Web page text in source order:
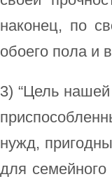
наконец, по
обоего пола и
3) “Цель
нужд,
для